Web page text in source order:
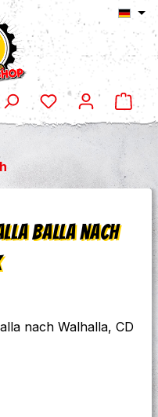
Balla nach